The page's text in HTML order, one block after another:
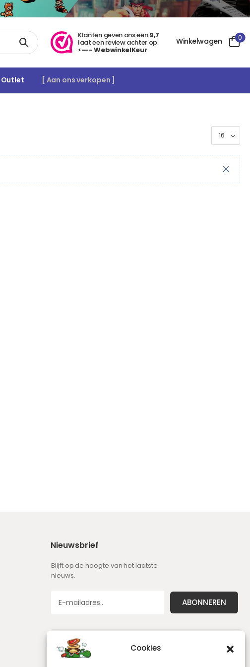
Cookies
Klanten geven ons een9,7
laat een review achter op
<--- WebwinkelKeur
Winkelwagen 0
Outlet [ Aan ons verkopen ]
Nieuwsbrief
Blijft op de hoogte van het laatste
nieuws.